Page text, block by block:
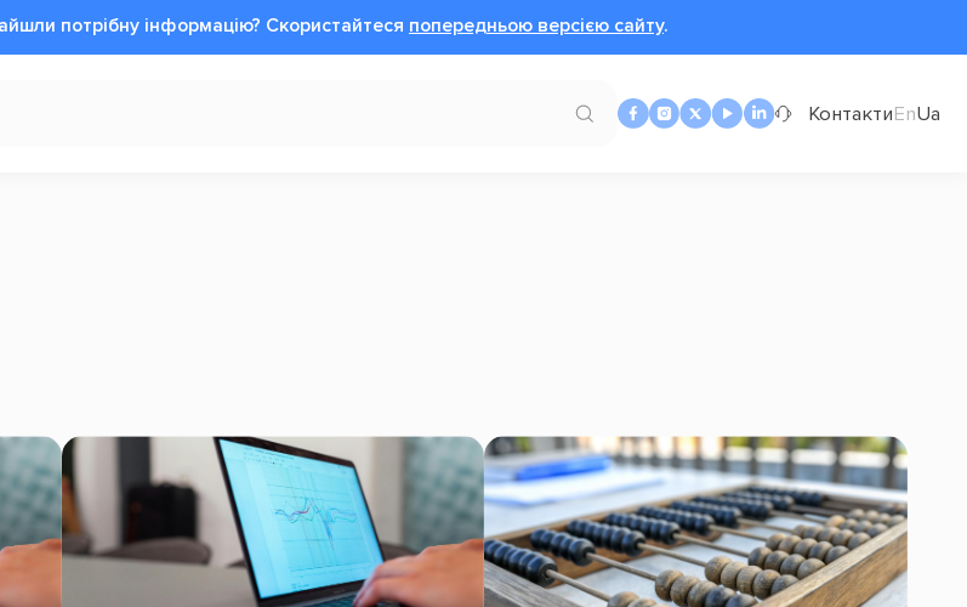
потрібну інформацію? Cкористайтеся попередньою версією сайту.
КонтактиEnUa